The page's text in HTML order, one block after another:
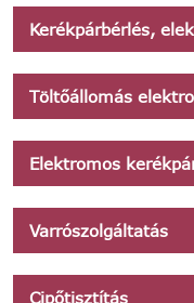
Kerékpárbérlés,
Töltőállomás
Elektromos
Varrószolgáltatás
Cipőtisztítás